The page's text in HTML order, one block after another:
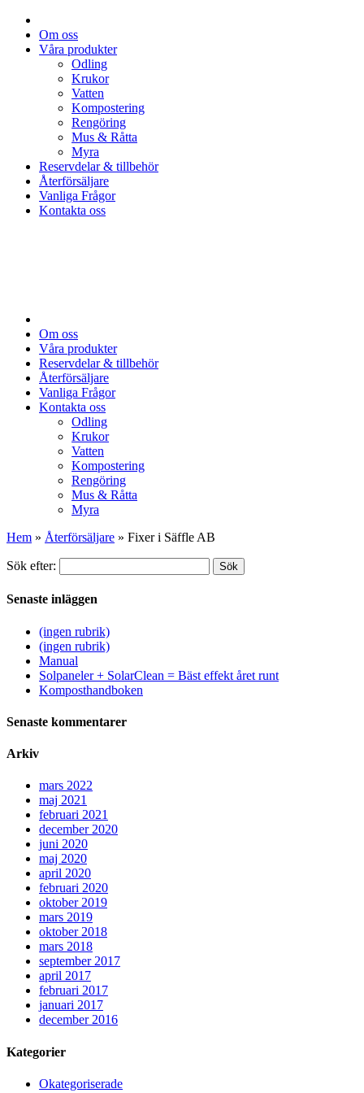
Om oss
Våra produkter
Odling
Krukor
Vatten
Kompostering
Rengöring
Mus & Råtta
Myra
Reservdelar & tillbehör
Återförsäljare
Vanliga Frågor
Kontakta oss
Om oss
Våra produkter
Reservdelar & tillbehör
Återförsäljare
Vanliga Frågor
Kontakta oss
Odling
Krukor
Vatten
Kompostering
Rengöring
Mus & Råtta
Myra
Hem » Återförsäljare » Fixer i Säffle AB
Sök efter: Sök
Senaste inläggen
(ingen rubrik)
(ingen rubrik)
Manual
Solpaneler + SolarClean = Bäst effekt året runt
Komposthandboken
Senaste kommentarer
Arkiv
mars 2022
maj 2021
februari 2021
december 2020
juni 2020
maj 2020
april 2020
februari 2020
oktober 2019
mars 2019
oktober 2018
mars 2018
september 2017
april 2017
februari 2017
januari 2017
december 2016
Kategorier
Okategoriserade